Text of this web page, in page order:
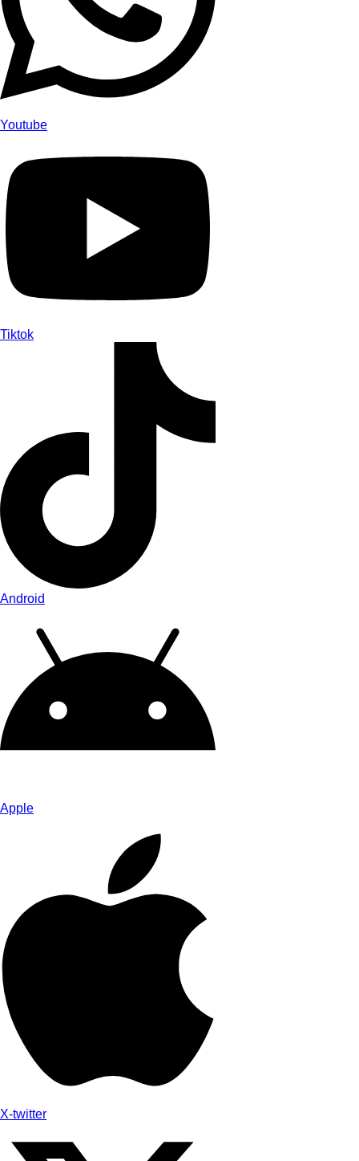
Youtube
Tiktok
Android
Apple
X-twitter